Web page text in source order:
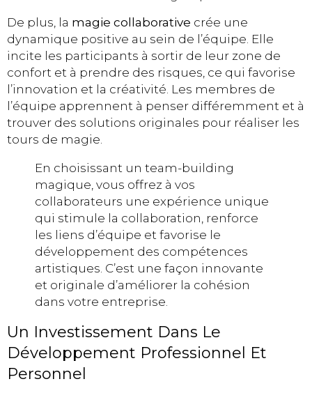
De plus, la magie collaborative crée une
dynamique positive au sein de l’équipe. Elle
incite les participants à sortir de leur zone de
confort et à prendre des risques, ce qui favorise
l’innovation et la créativité. Les membres de
l’équipe apprennent à penser différemment et à
trouver des solutions originales pour réaliser les
tours de magie.
En choisissant un team-building
magique, vous offrez à vos
collaborateurs une expérience unique
qui stimule la collaboration, renforce
les liens d’équipe et favorise le
développement des compétences
artistiques. C’est une façon innovante
et originale d’améliorer la cohésion
dans votre entreprise.
Un Investissement Dans Le
Développement Professionnel Et
Personnel